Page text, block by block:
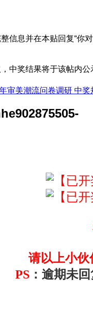
信息并在本贴回复“你
中奖结果将于该帖内公
审美潮流问卷调研 中
请以上小伙
PS ：逾期未